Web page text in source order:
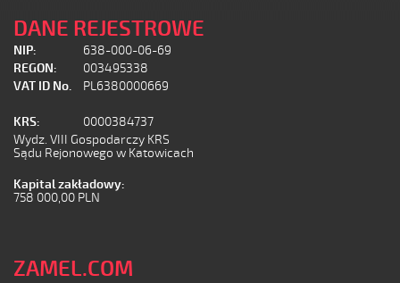
DANE REJESTROWE
NIP:
638-000-06-69
REGON:
003495338
VAT ID No.
PL6380000669
KRS:
0000384737
Wydz. VIII Gospodarczy KRS
Sądu Rejonowego w Katowicach
Kapital zakładowy:
758 000,00 PLN
ZAMEL.COM